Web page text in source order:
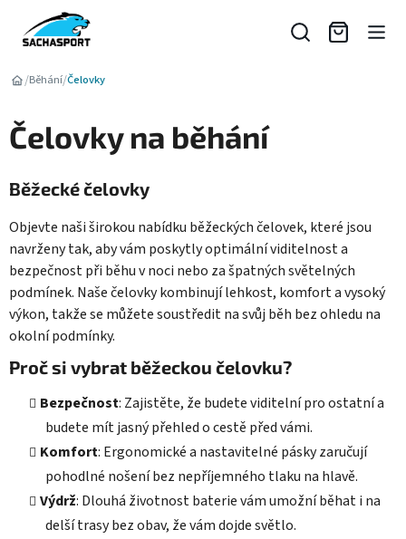
obsah
/Běhání/Čelovky
Čelovky na běhání
Běžecké čelovky
Objevte naši širokou nabídku běžeckých čelovek, které jsou
navrženy tak, aby vám poskytly optimální viditelnost a
bezpečnost při běhu v noci nebo za špatných světelných
podmínek. Naše čelovky kombinují lehkost, komfort a vysoký
výkon, takže se můžete soustředit na svůj běh bez ohledu na
okolní podmínky.
Proč si vybrat běžeckou čelovku?
Bezpečnost: Zajistěte, že budete viditelní pro ostatní a
budete mít jasný přehled o cestě před vámi.
Komfort: Ergonomické a nastavitelné pásky zaručují
pohodlné nošení bez nepříjemného tlaku na hlavě.
Výdrž: Dlouhá životnost baterie vám umožní běhat i na
delší trasy bez obav, že vám dojde světlo.